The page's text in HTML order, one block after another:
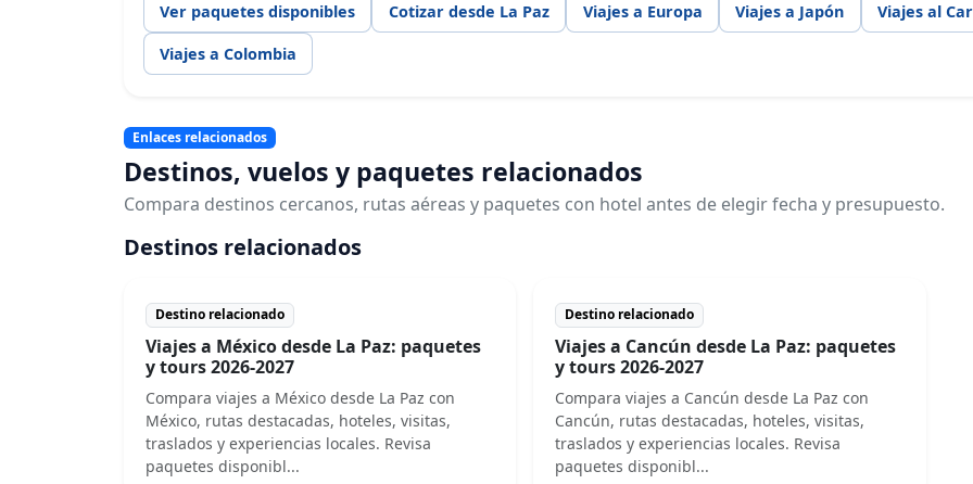
Ver paquetes disponibles Cotizar desde La Paz Viajes a Europa Viajes a Japón Viajes al
Viajes a Colombia
Enlaces relacionados
Destinos, vuelos y paquetes relacionados
Compara destinos cercanos, rutas aéreas y paquetes con hotel antes de elegir fecha y presupuesto.
Destinos relacionados
Destino relacionado
Viajes a México desde La Paz: paquetes
y tours 2026-2027
Compara viajes a México desde La Paz con
México, rutas destacadas, hoteles, visitas,
traslados y experiencias locales. Revisa
paquetes disponibl...
Destino relacionado
Viajes a Cancún desde La Paz: paquetes
y tours 2026-2027
Compara viajes a Cancún desde La Paz con
Cancún, rutas destacadas, hoteles, visitas,
traslados y experiencias locales. Revisa
paquetes disponibl...